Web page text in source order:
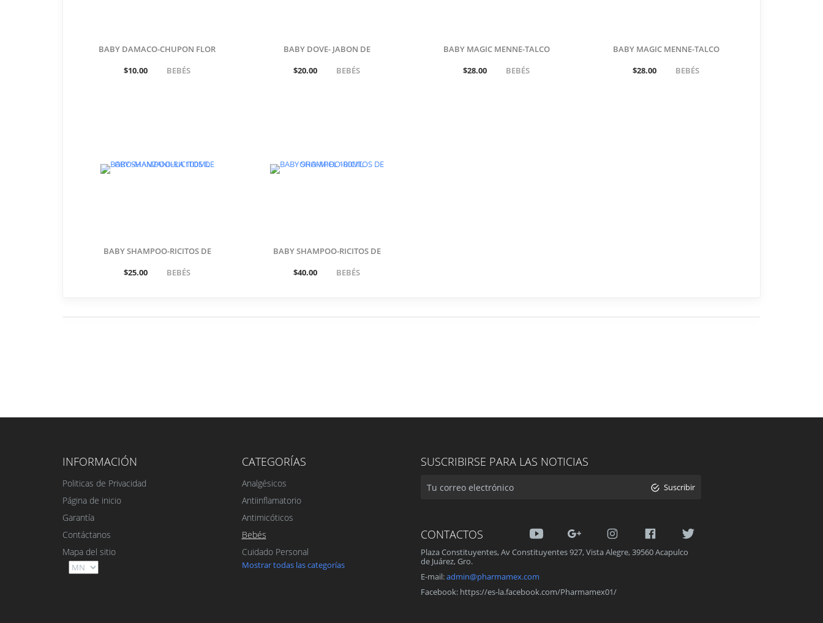
BABY DAMACO-CHUPON FLOR
$10.00
BEBÉS
BABY DOVE- JABON DE
TOCADOR 75 G
$20.00 BEBÉS
BABY MAGIC MENNE-TALCO
PARA BEBES AZUL 100G
$28.00 BEBÉS
BABY MAGIC MENNE-TALCO
PARA BEBES ROSA 100G
$28.00 BEBÉS
BABY SHAMPOO-RICITOS DE
ORO-MANZANILLA 100ML
$25.00 BEBÉS
BABY SHAMPOO-RICITOS DE
ORO-MIEL 100ML
$40.00 BEBÉS
INFORMACIÓN
Politicas de Privacidad
Página de inicio
Garantía
Contáctanos
Mapa del sitio
CATEGORÍAS
Analgésicos
Antiinflamatorio
Antimicóticos
Bebés
Cuidado Personal
Mostrar todas las categorías
SUSCRIBIRSE PARA LAS NOTICIAS
Suscribir
CONTACTOS
Plaza Constituyentes, Av Constituyentes 927, Vista Alegre, 39560 Acapulco
de Juárez, Gro.
E-mail:admin@pharmamex.com
Facebook: https://es-la.facebook.com/Pharmamex01/